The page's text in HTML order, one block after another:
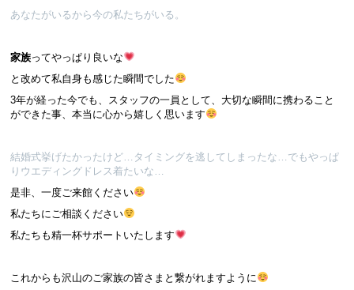
あなたがいるから今の私たちがいる。
家族ってやっぱり良いな
と改めて私自身も感じた瞬間でした
3年が経った今でも、スタッフの一員として、大切な瞬間に携わること
ができた事、本当に心から嬉しく思います
結婚式挙げたかったけど…タイミングを逃してしまったな…でもやっぱ
りウエディングドレス着たいな…
是非、一度ご来館ください
私たちにご相談ください
私たちも精一杯サポートいたします
これからも沢山のご家族の皆さまと繋がれますように